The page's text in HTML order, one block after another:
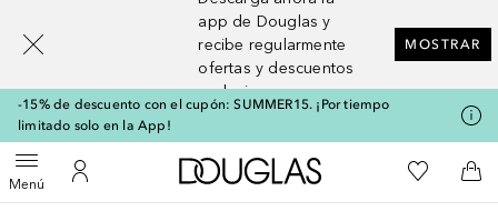
app de Douglas y
recibe regularmente
ofertas y descuentos
exclusivos
MOSTRAR
-15% de descuento con el cupón: SUMMER15. ¡Por tiempo
limitado solo en la App!
MenúAbrir menúMi cuenta
A Douglas HomeMi lista de
A
Regresar
Ejecutar búsqueda
[navigation.slideout.screenreader]